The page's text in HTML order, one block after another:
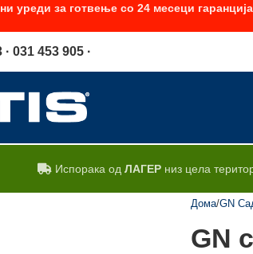
031 453 905 ·
Испорака од ЛАГЕРниз цела
Дома GN
GN
уреди за готвење со 24 месеци